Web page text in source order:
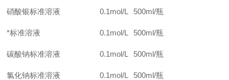
硝酸银标准溶液 0.1mol/L 500ml/瓶
*标准溶液 0.1mol/L 500ml/瓶
碳酸钠标准溶液 0.1mol/L 500ml/瓶
氯化钠标准溶液 0.1mol/L 500ml/瓶